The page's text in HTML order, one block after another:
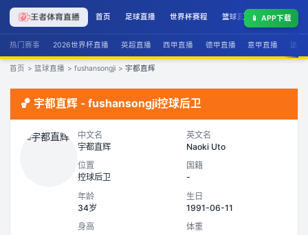
首页 足球直播 世界杯赛程 篮球直播 联赛积分
📱 APP下载
热门赛事 2026世界杯直播 英超直播 西甲直播 德甲直播 意甲直播 法甲
首页 > 篮球直播 > fushansongji > 宇都直辉
🏀 宇都直辉 - fushansongji控球后卫
中文名
宇都直辉
英文名
Naoki Uto
位置
控球后卫
国籍
-
年龄
34岁
生日
1991-06-11
身高
体重